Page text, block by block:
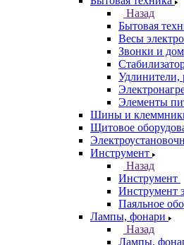
Назад
Бытовая
Весы
Звонки и
Удлинители,
Элементы
Шины и
Щитовое
Инструмент
Назад
Инструмент
Инструмент
Паяльное
Лампы, фонари
Назад
Лампы,